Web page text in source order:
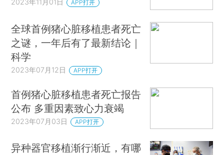
2023年11月01日 APP打开
全球首例猪心脏移植患者死亡
之谜，一年后有了最新结论｜
科学
2023年07月12日 APP打开
首例猪心脏移植患者死亡报告
公布 多重因素致心力衰竭
2023年07月03日 APP打开
异种器官移植渐行渐近，有哪